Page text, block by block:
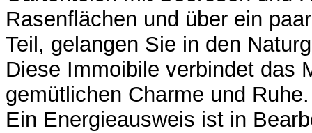
Rasenflächen und über ein
Teil, gelangen Sie in den
Diese Immoibile verbindet das
gemütlichen Charme und Ruhe.
Ein Energieausweis ist in